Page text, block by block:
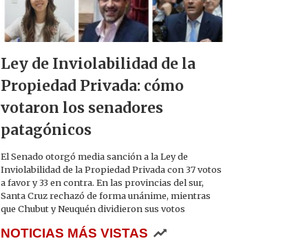
Ley de Inviolabilidad de la
Propiedad Privada: cómo
votaron los senadores
patagónicos
El Senado otorgó media sanción a la Ley de
Inviolabilidad de la Propiedad Privada con 37 votos
a favor y 33 en contra. En las provincias del sur,
Santa Cruz rechazó de forma unánime, mientras
que Chubut y Neuquén dividieron sus votos
NOTICIAS MÁS VISTAS